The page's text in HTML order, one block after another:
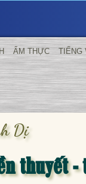
ẨM THỰC TIẾNG
Dị
thuyết -